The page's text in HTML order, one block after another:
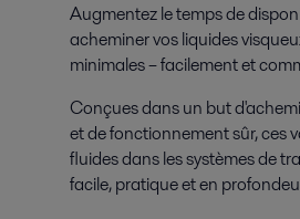
Augmentez le temps de
acheminer vos liquides
minimales – facilement et
Conçues dans un but
et de fonctionnement sûr, ces
fluides dans les systèmes de
facile, pratique et en